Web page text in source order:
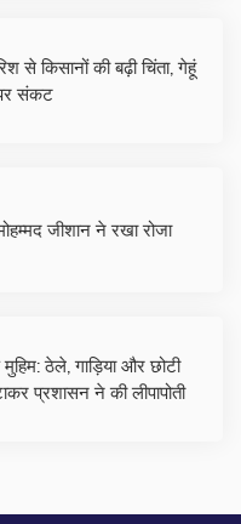
से किसानों की बढ़ी चिंता, गेहूं
संकट
जीशान ने रखा रोजा
ठेले, गाड़िया और छोटी
प्रशासन ने की लीपापोती